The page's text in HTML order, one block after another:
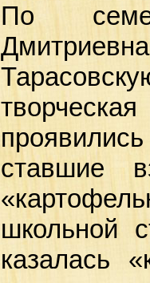
По
ставшие
школьной
казалась